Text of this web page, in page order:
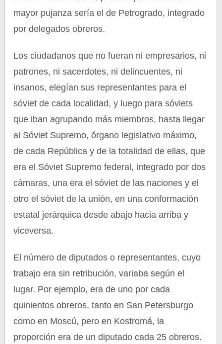
mayor pujanza sería el de Petrogrado, integrado
por delegados obreros.
Los ciudadanos que no fueran ni empresarios, ni
patrones, ni sacerdotes, ni delincuentes, ni
insanos, elegían sus representantes para el
sóviet de cada localidad, y luego para sóviets
que iban agrupando más miembros, hasta llegar
al Sóviet Supremo, órgano legislativo máximo,
de cada República y de la totalidad de ellas, que
era el Sóviet Supremo federal, integrado por dos
cámaras, una era el sóviet de las naciones y el
otro el sóviet de la unión, en una conformación
estatal jerárquica desde abajo hacia arriba y
viceversa.
El número de diputados o representantes, cuyo
trabajo era sin retribución, variaba según el
lugar. Por ejemplo, era de uno por cada
quinientos obreros, tanto en San Petersburgo
como en Moscú, pero en Kostromá, la
proporción era de un diputado cada 25 obreros.